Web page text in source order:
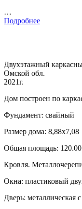
…
Подробнее
Двухэтажный
Омской обл.
2021г.
Дом построен по
Фундамент: свайный
Размер дома: 8,88х7,08
Общая площадь:
Кровля.
Окна: пластиковый
Дверь: металлическая